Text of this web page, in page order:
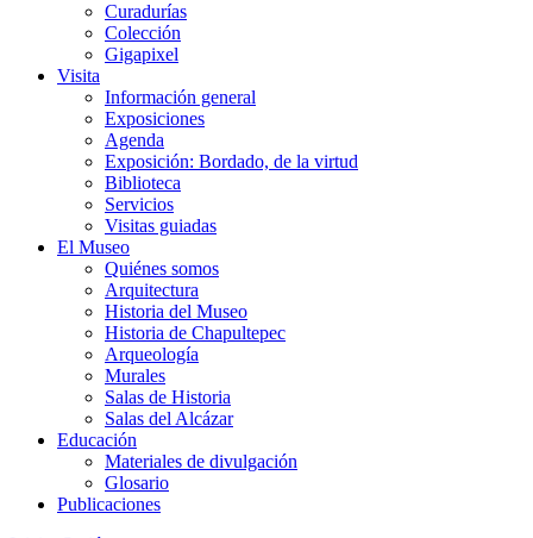
Curadurías
Colección
Gigapixel
Visita
Información general
Exposiciones
Agenda
Exposición: Bordado, de la virtud
Biblioteca
Servicios
Visitas guiadas
El Museo
Quiénes somos
Arquitectura
Historia del Museo
Historia de Chapultepec
Arqueología
Murales
Salas de Historia
Salas del Alcázar
Educación
Materiales de divulgación
Glosario
Publicaciones